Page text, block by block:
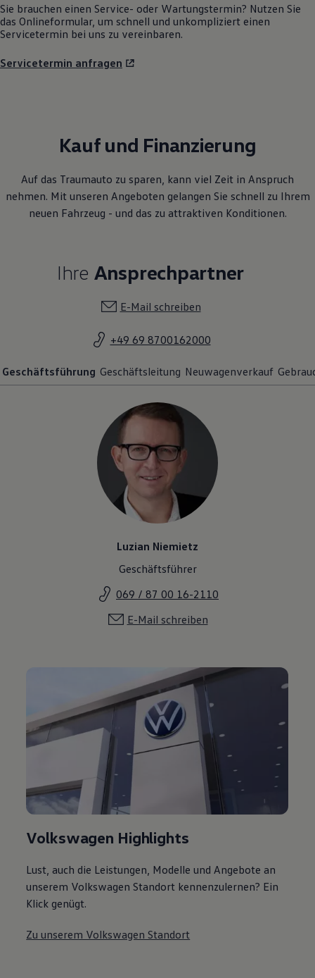
Sie brauchen einen Service- oder Wartungstermin? Nutzen Sie
das Onlineformular, um schnell und unkompliziert einen
Servicetermin bei uns zu vereinbaren.
Servicetermin anfragen
Kauf und Finanzierung
Auf das Traumauto zu sparen, kann viel Zeit in Anspruch
nehmen. Mit unseren Angeboten gelangen Sie schnell zu Ihrem
neuen Fahrzeug - und das zu attraktiven Konditionen.
Ihre Ansprechpartner
E-Mail schreiben
+49 69 8700162000
Geschäftsführung Geschäftsleitung Neuwagenverkauf
Luzian Niemietz
Geschäftsführer
069 / 87 00 16-2110
E-Mail schreiben
Volkswagen Highlights
Lust, auch die Leistungen, Modelle und Angebote an
unserem Volkswagen Standort kennenzulernen? Ein
Klick genügt.
Zu unserem Volkswagen Standort